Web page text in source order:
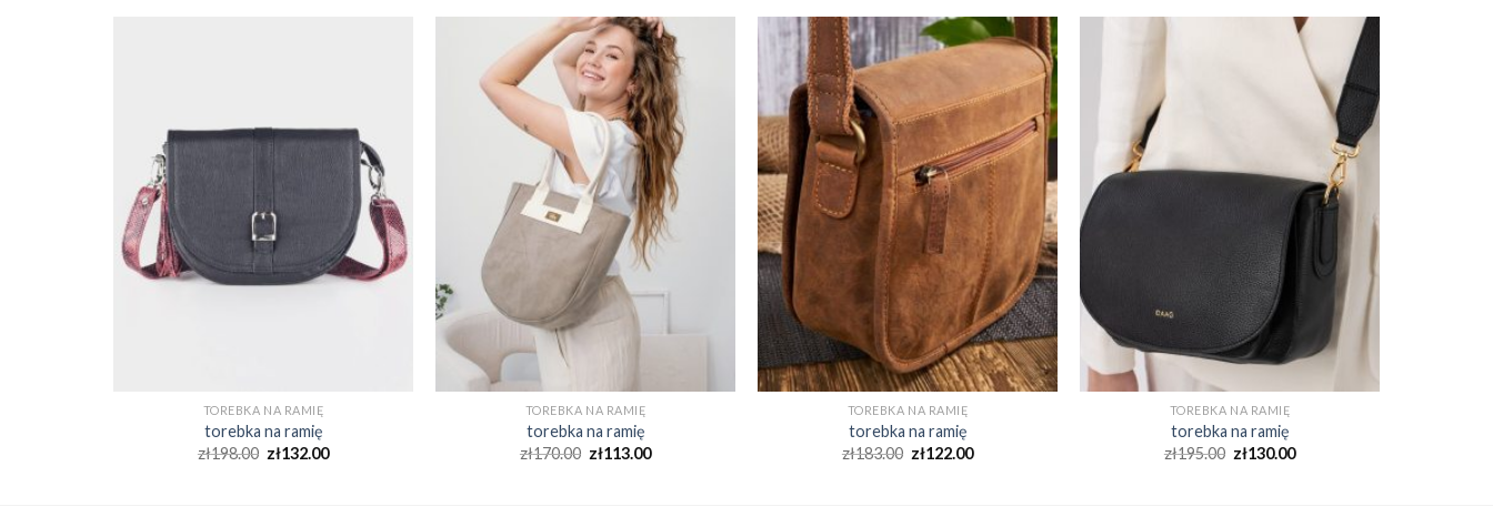
TOREBKA NA RAMIĘ
torebka na ramię
zł198.00 zł132.00
TOREBKA NA RAMIĘ
torebka na ramię
zł170.00 zł113.00
TOREBKA NA RAMIĘ
torebka na ramię
zł183.00 zł122.00
TOREBKA NA RAMIĘ
torebka na ramię
zł195.00 zł130.00